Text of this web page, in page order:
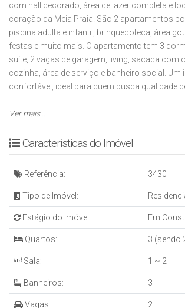
com hall decorado, área de lazer completa e
coração da Meia Praia. São 2 apartamentos
piscina adulta e infantil, brinquedoteca, área
festas e muito mais. O apartamento tem 3
suíte, 2 vagas de garagem, living, sacada com
cozinha, área de serviço e banheiro social.
confortável, ideal para quem busca qualidade
Ver mais...
Características do Imóvel
Referência: 3430
Tipo de Imóvel:
Estágio do Imóvel: Em
Quartos: 3 (sendo
Sala: 1 ~ 2
Banheiros: 3
Vagas: 2